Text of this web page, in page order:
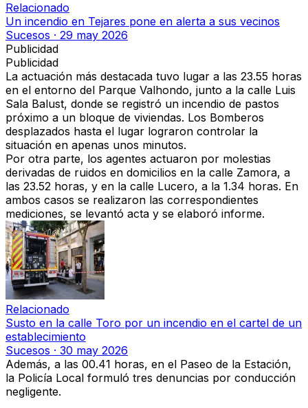
Relacionado
Un incendio en Tejares pone en alerta a sus vecinos
Sucesos · 29 may 2026
Publicidad
Publicidad
La actuación más destacada tuvo lugar a las 23.55 horas
en el entorno del Parque Valhondo, junto a la calle Luis
Sala Balust, donde se registró un incendio de pastos
próximo a un bloque de viviendas. Los Bomberos
desplazados hasta el lugar lograron controlar la
situación en apenas unos minutos.
Por otra parte, los agentes actuaron por molestias
derivadas de ruidos en domicilios en la calle Zamora, a
las 23.52 horas, y en la calle Lucero, a la 1.34 horas. En
ambos casos se realizaron las correspondientes
mediciones, se levantó acta y se elaboró informe.
Relacionado
Susto en la calle Toro por un incendio en el cartel de un
establecimiento
Sucesos · 30 may 2026
Además, a las 00.41 horas, en el Paseo de la Estación,
la Policía Local formuló tres denuncias por conducción
negligente.